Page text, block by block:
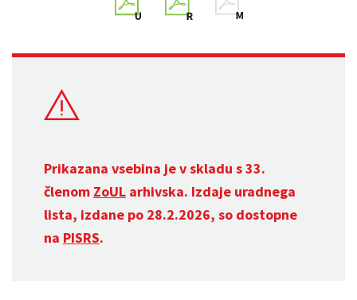
Prikazana vsebina je v skladu s 33.
členom ZoUL arhivska. Izdaje uradnega
lista, izdane po 28.2.2026, so dostopne
na PISRS.